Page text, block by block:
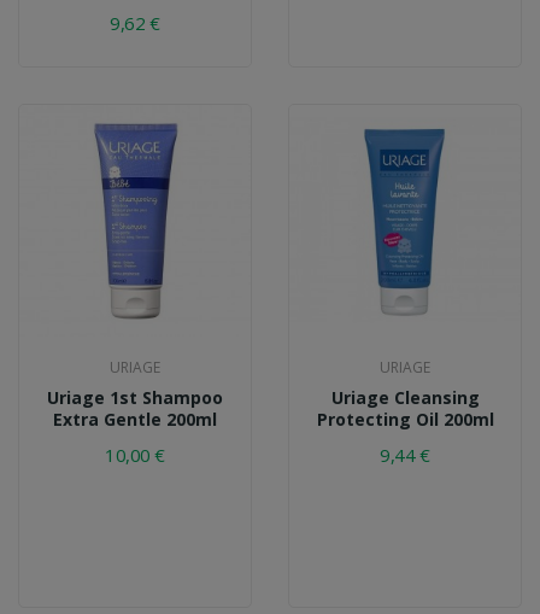
9,62 €
URIAGE
Uriage 1st Shampoo
Extra Gentle 200ml
10,00 €
URIAGE
Uriage Cleansing
Protecting Oil 200ml
9,44 €